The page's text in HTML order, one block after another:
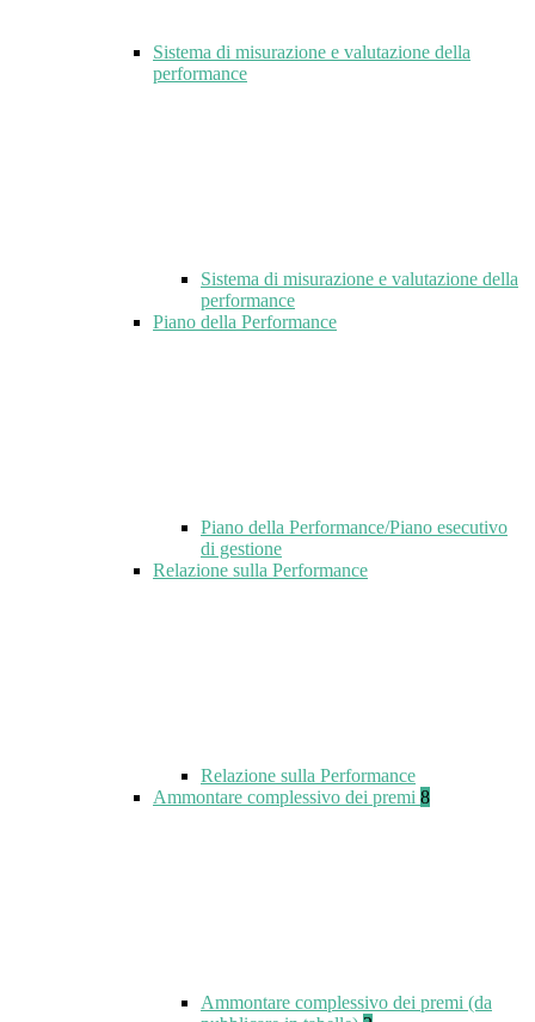
Sistema di misurazione e valutazione della
performance
Sistema di misurazione e valutazione della
performance
Piano della Performance
Piano della Performance/Piano esecutivo
di gestione
Relazione sulla Performance
Relazione sulla Performance
Ammontare complessivo dei premi 8
Ammontare complessivo dei premi (da